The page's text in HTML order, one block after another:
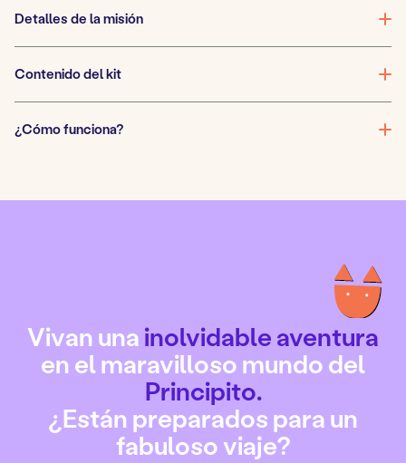
Detalles de la misión
Contenido del kit
¿Cómo funciona?
Vivan unainolvidableaventura
en el maravilloso mundo del
Principito.
¿Están preparados para un
fabuloso viaje?